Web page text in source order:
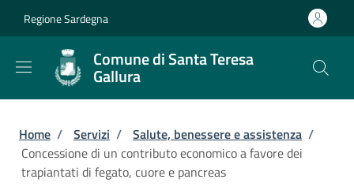
Regione Sardegna
Comune di Santa Teresa
Gallura
Briciole di pane
Home / Servizi / Salute, benessere e assistenza /
Concessione di un contributo economico a favore dei
trapiantati di fegato, cuore e pancreas